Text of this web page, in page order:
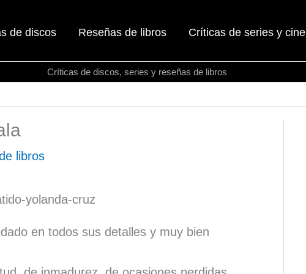
de discos Reseñas de libros Críticas de series y cine
Críticas de discos, series y reseñas de libros
libros
en todos sus detalles y muy bien